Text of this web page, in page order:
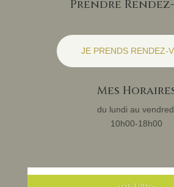
Prendre
JE PRENDS RENDEZ-
Mes
du lundi au
10h00-18h00